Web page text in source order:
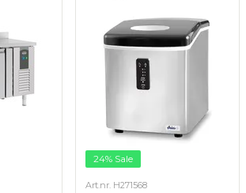
24% Sale
Art.nr. H271568